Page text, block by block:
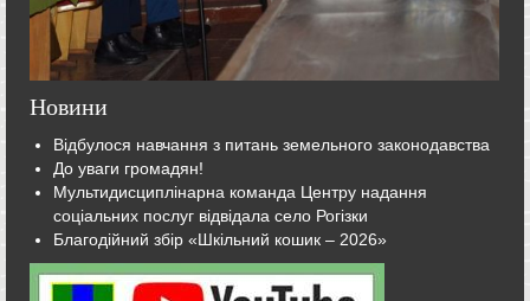
Новини
Відбулося навчання з питань земельного законодавства
До уваги громадян!
Мультидисциплінарна команда Центру надання
соціальних послуг відвідала село Рогізки
Благодійний збір «Шкільний кошик – 2026»